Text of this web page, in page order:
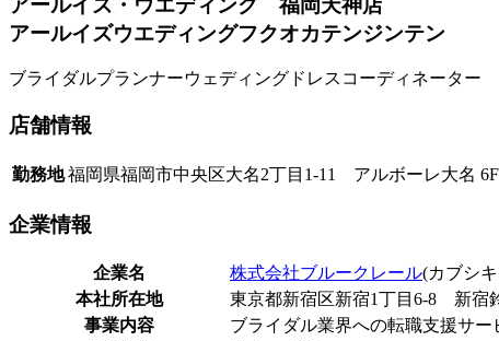
アールイズ・ウエディング 福岡天神店
アールイズウエディングフクオカテンジンテン
ブライダルプランナーウェディングドレスコーディネーター
店舗情報
勤務地福岡県福岡市中央区大名2丁目1-11 アルボーレ大名 6F
企業情報
企業名 株式会社ブルークレール(カブシ
本社所在地
東京都新宿区新宿1丁目6-8 新宿
事業内容
ブライダル業界への転職支援サー